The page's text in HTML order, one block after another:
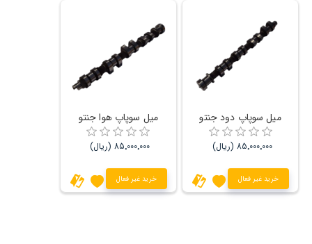
میل سوپاپ دود جنتو
85٬000٬000 (ریال)
خرید غیر فعال
میل سوپاپ هوا جنتو
85٬000٬000 (ریال)
خرید غیر فعال